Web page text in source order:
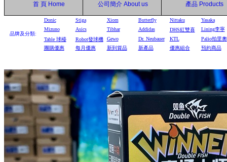
首 頁 Home 公司簡介 About us 產品 Products
品牌及分類:
Donic Stiga Xiom Butterfly Nittaku
Yasaka
Mizuno
Asics Tibhar Addidas DHS紅雙喜
Lining李寧
Table 球檯 Robot發球機 Gewo Dr. Neubauer KTL
Palio拍里奧
團購優惠
每月優惠 新到貨品 新產品 優惠組合 預約商品